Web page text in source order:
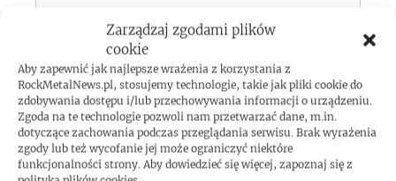
Zarządzaj zgodami plików
cookie
Aby zapewnić jak najlepsze wrażenia z korzystania z
RockMetalNews.pl, stosujemy technologie, takie jak pliki cookie do
zdobywania dostępu i/lub przechowywania informacji o urządzeniu.
Zgoda na te technologie pozwoli nam przetwarzać dane, m.in.
dotyczące zachowania podczas przeglądania serwisu. Brak wyrażenia
zgody lub też wycofanie jej może ograniczyć niektóre
funkcjonalności strony. Aby dowiedzieć się więcej, zapoznaj się z
Nazwa